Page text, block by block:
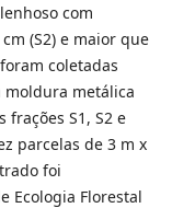
com
(S2) e maior que
coletadas
metálica
frações S1, S2 e
parcelas de 3 m x
foi
Ecologia Florestal